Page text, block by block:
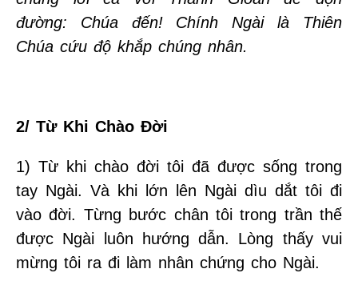
đường: Chúa đến! Chính Ngài là Thiên
Chúa cứu độ khắp chúng nhân.
2/ Từ Khi Chào Đời
1) Từ khi chào đời tôi đã được sống trong
tay Ngài. Và khi lớn lên Ngài dìu dắt tôi đi
vào đời. Từng bước chân tôi trong trần thế
được Ngài luôn hướng dẫn. Lòng thấy vui
mừng tôi ra đi làm nhân chứng cho Ngài.